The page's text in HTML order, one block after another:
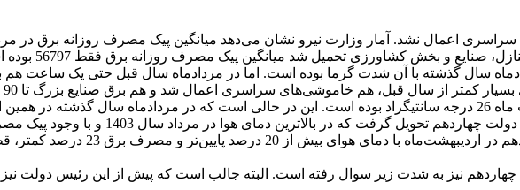
است. اما در
برق در اردیبهشت امسال 23 درصد کمتر از پیک مصرف روزانه برق در مردادماه سال گذشته با آن شدت
کمتر از سال قبل، هم خاموشی‌های سراسری اعمال شد و هم برق صنایع بزرگ تا 90 درصد قطع شد.
و مصرف برق 23 درصد کمتر، قطع برق سراسری اعمال شده است.
نیز به شدت زیر سوال رفته است. البته جالب است که پیش از این رئیس دولت